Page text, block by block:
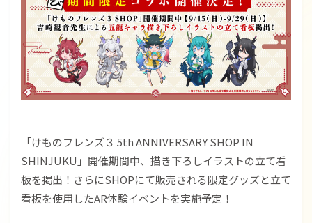
「けものフレンズ３ 5th ANNIVERSARY SHOP IN
SHINJUKU」開催期間中、描き下ろしイラストの立て看
板を掲出！さらにSHOPにて販売される限定グッズと立て
看板を使用したAR体験イベントを実施予定！